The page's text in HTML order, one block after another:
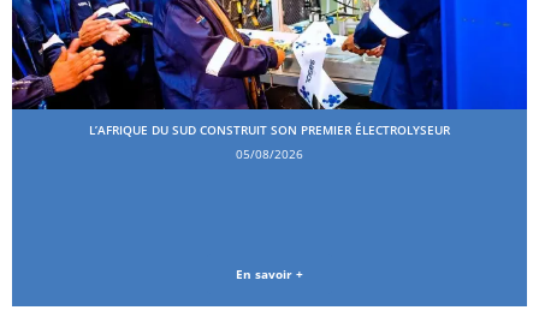
L’AFRIQUE DU SUD CONSTRUIT SON PREMIER ÉLECTROLYSEUR
05/08/2026
En savoir +